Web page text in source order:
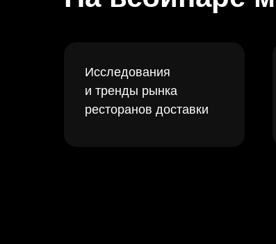
Исследования
и тренды рынка
ресторанов доставки